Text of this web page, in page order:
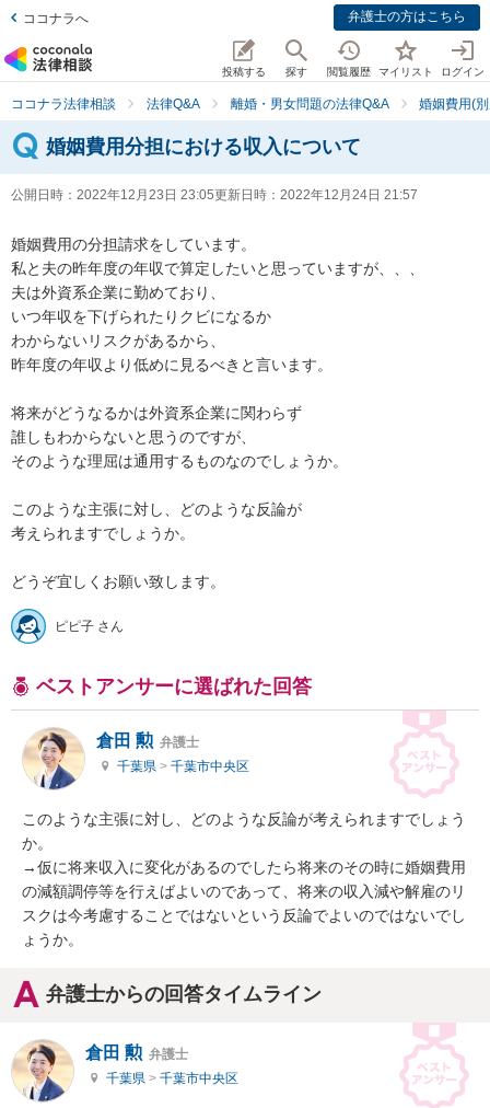
ココナラへ 弁護士の方はこちら
投稿する 探す 閲覧履歴 マイリスト ログイン
ココナラ法律相談 法律Q&A 離婚・男女問題の法律Q&A 婚姻費用(
婚姻費用分担における収入について
公開日時： 2022年12月23日 23:05更新日時： 2022年12月24日 21:57
婚姻費用の分担請求をしています。
私と夫の昨年度の年収で算定したいと思っていますが、、、
夫は外資系企業に勤めており、
いつ年収を下げられたりクビになるか
わからないリスクがあるから、
昨年度の年収より低めに見るべきと言います。
将来がどうなるかは外資系企業に関わらず
誰しもわからないと思うのですが、
そのような理屈は通用するものなのでしょうか。
このような主張に対し、どのような反論が
考えられますでしょうか。
どうぞ宜しくお願い致します。
ピピ子 さん
ベストアンサーに選ばれた回答
倉田 勲 弁護士
千葉県 > 千葉市中央区
このような主張に対し、どのような反論が考えられますでしょう
か。
→仮に将来収入に変化があるのでしたら将来のその時に婚姻費用
の減額調停等を行えばよいのであって、将来の収入減や解雇のリ
スクは今考慮することではないという反論でよいのではないでし
ょうか。
弁護士からの回答タイムライン
倉田 勲 弁護士
千葉県 > 千葉市中央区